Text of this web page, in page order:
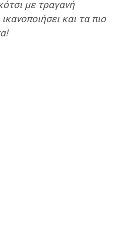
με τραγανή
και τα πιο